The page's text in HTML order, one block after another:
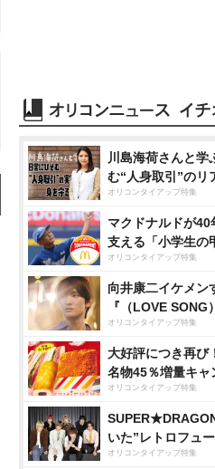
川島海荷さんと学
む“人身取引”のリ
オリコンタイアップ特集
マクドナルドが40
支える「小学生の
オリコンタイアップ特集
向井康二イケメン
『（LOVE SONG
オリコンタイアップ特集
大好評につき再び
名物45％増量キャ
オリコンタイアップ特集
いた”レトロフュ
オリコンタイアップ特集